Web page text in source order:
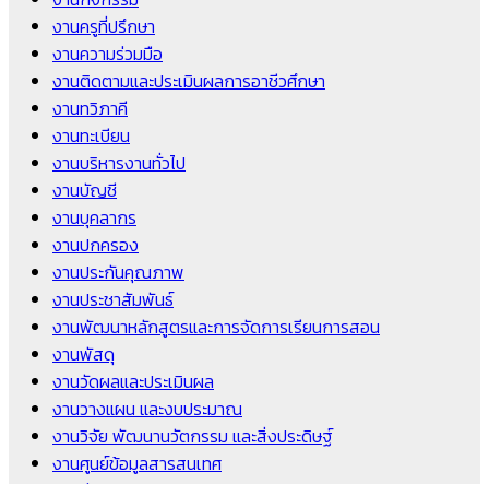
งานครูที่ปรึกษา
งานความร่วมมือ
งานติดตามและประเมินผลการอาชีวศึกษา
งานทวิภาคี
งานทะเบียน
งานบริหารงานทั่วไป
งานบัญชี
งานบุคลากร
งานปกครอง
งานประกันคุณภาพ
งานประชาสัมพันธ์
งานพัฒนาหลักสูตรและการจัดการเรียนการสอน
งานพัสดุ
งานวัดผลและประเมินผล
งานวางแผน และงบประมาณ
งานวิจัย พัฒนานวัตกรรม และสิ่งประดิษฐ์
งานศูนย์ข้อมูลสารสนเทศ